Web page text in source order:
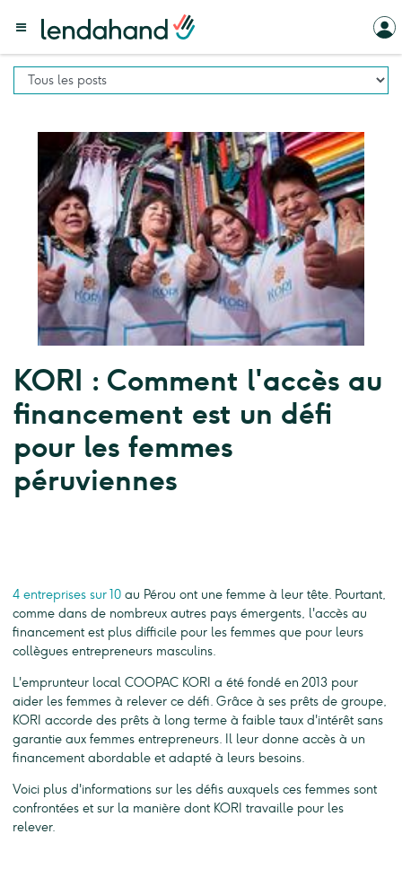
KORI : Comment l'accès au
financement est un défi
pour les femmes
péruviennes
4 entreprises sur 10 au Pérou ont une femme à leur tête. Pourtant,
comme dans de nombreux autres pays émergents, l'accès au
financement est plus difficile pour les femmes que pour leurs
collègues entrepreneurs masculins.
L'emprunteur local COOPAC KORI a été fondé en 2013 pour
aider les femmes à relever ce défi. Grâce à ses prêts de groupe,
KORI accorde des prêts à long terme à faible taux d'intérêt sans
garantie aux femmes entrepreneurs. Il leur donne accès à un
financement abordable et adapté à leurs besoins.
Voici plus d'informations sur les défis auxquels ces femmes sont
confrontées et sur la manière dont KORI travaille pour les
relever.